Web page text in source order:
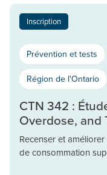
Inscription
Prévention et tests
Région de l'Ontario
CTN 342 :
Overdose, and
Recenser et
de consommation